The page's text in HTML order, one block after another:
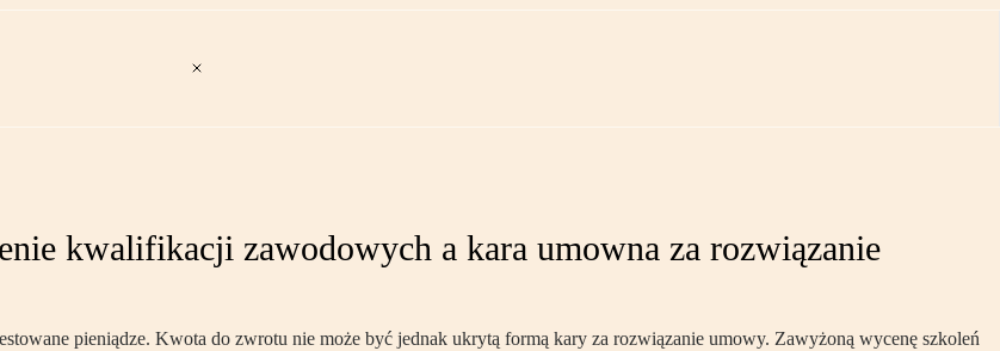
kwalifikacji zawodowych a kara umowna za rozwiązanie
pieniądze. Kwota do zwrotu nie może być jednak ukrytą formą kary za rozwiązanie umowy. Zawyżoną wycenę szkoleń